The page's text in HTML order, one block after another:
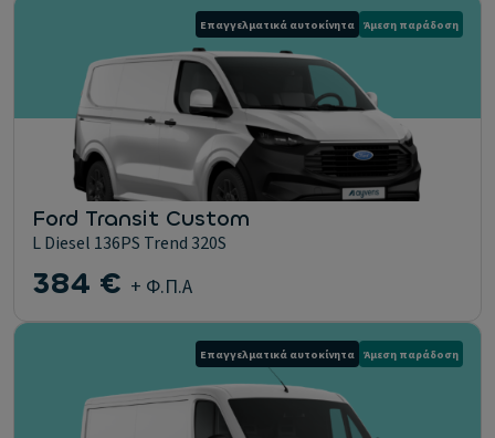
Επαγγελματικά αυτοκίνητα Άμεση παράδοση
Ford Transit Custom
L Diesel 136PS Trend 320S
384 € + Φ.Π.Α
Επαγγελματικά αυτοκίνητα Άμεση παράδοση